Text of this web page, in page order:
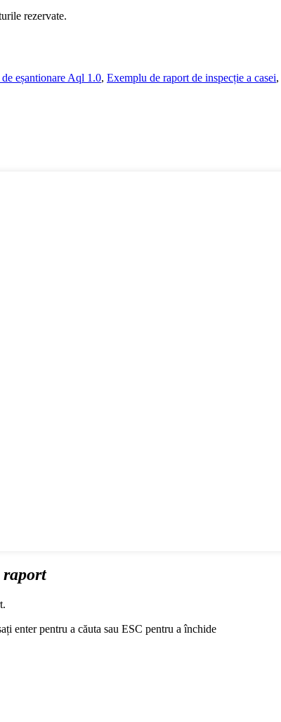
rezervate.
eșantionare Aql 1.0, Exemplu de raport de inspecție a casei,
raport
enter pentru a căuta sau ESC pentru a închide